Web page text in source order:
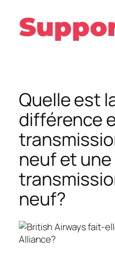
contenu
Quelle est
différence
neuf et une
neuf?